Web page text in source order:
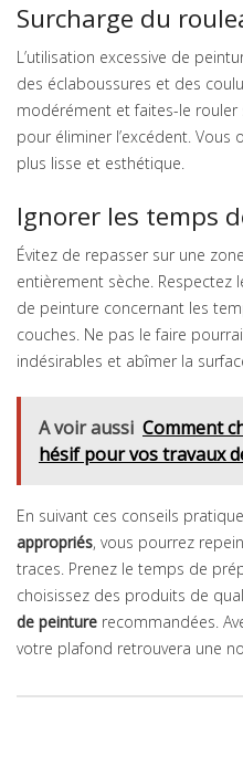
Surcharge du
L’utilisation excessive de
des éclaboussures et des
modérément et faites-le rouler
pour éliminer l’excédent.
plus lisse et esthétique.
Ignorer les temps
Évitez de repasser sur une
entièrement sèche.
de peinture concernant les
couches. Ne pas le faire
indésirables et abîmer la
A voir aussi Comment
hésif pour vos travaux
En suivant ces conseils
appropriés, vous pourrez
traces. Prenez le temps de
choisissez des produits de
de peinture recommandées.
votre plafond retrouvera une